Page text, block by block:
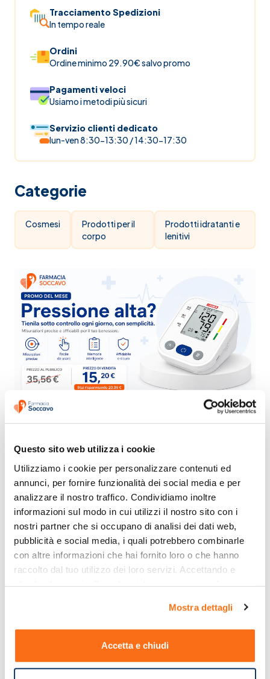
Questo sito web utilizza i cookie
Utilizziamo i cookie per personalizzare contenuti ed
annunci, per fornire funzionalità dei social media e per
analizzare il nostro traffico. Condividiamo inoltre
informazioni sul modo in cui utilizzi il nostro sito con i
nostri partner che si occupano di analisi dei dati web,
pubblicità e social media, i quali potrebbero combinarle
con altre informazioni che hai fornito loro o che hanno
raccolto dal tuo utilizzo dei loro servizi. Accettando e
Mostra dettagli
Accetta e chiudi
Tracciamento Spedizioni
In tempo reale
Ordini
Ordine minimo 29.90€ salvo promo
Pagamenti veloci
Usiamo i metodi più sicuri
Servizio clienti dedicato
lun-ven 8:30-13:30 / 14:30-17:30
Categorie
Cosmesi
Prodotti per il
corpo
Prodotti idratanti e
lenitivi